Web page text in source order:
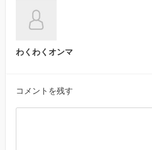
わくわくオンマ
コメントを残す